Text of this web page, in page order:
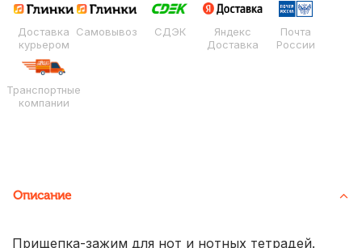
Доставка
курьером
Самовывоз СДЭК
Яндекс
Доставка
Почта
России
Транспортные
компании
Описание
Прищепка-зажим для нот и нотных тетрадей.